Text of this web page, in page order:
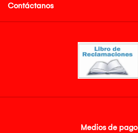
Contáctanos
Medios de pago